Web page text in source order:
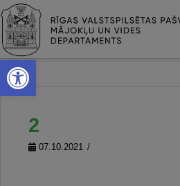
Open toolbar
2
07.10.2021